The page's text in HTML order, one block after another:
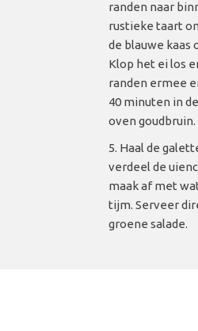
randen naar
rustieke taart
de blauwe kaas
Klop het ei los
randen ermee
40 minuten in
oven goudbruin.
Haal de
verdeel de
maak af met
tijm. Serveer
groene salade.